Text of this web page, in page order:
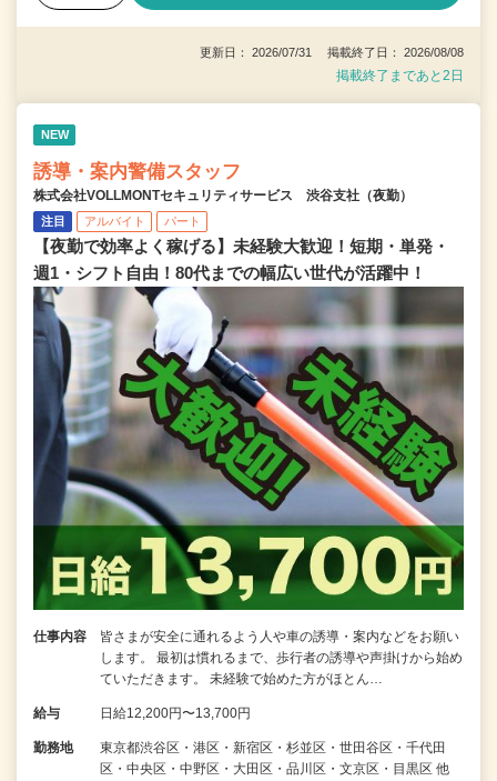
更新日： 2026/07/31 掲載終了日： 2026/08/08
掲載終了まであと2日
NEW
誘導・案内警備スタッフ
株式会社VOLLMONTセキュリティサービス 渋谷支社（夜勤）
注目 アルバイト パート
【夜勤で効率よく稼げる】未経験大歓迎！短期・単発・
週1・シフト自由！80代までの幅広い世代が活躍中！
仕事内容
皆さまが安全に通れるよう人や車の誘導・案内などをお願い
します。 最初は慣れるまで、歩行者の誘導や声掛けから始め
ていただきます。 未経験で始めた方がほとん…
給与 日給12,200円〜13,700円
勤務地
東京都渋谷区・港区・新宿区・杉並区・世田谷区・千代田
区・中央区・中野区・大田区・品川区・文京区・目黒区 他